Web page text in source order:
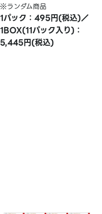
※ランダム商品
1パック：495円(税込)／
1BOX(11パック入り)：
5,445円(税込)